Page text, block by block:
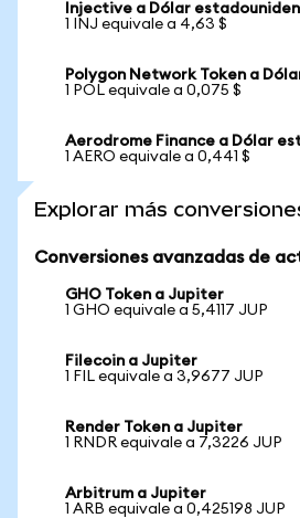
Injective a Dólar
1 INJ equivale a 4,63 $
Polygon Network Token a
1 POL equivale a 0,075 $
Aerodrome Finance a Dólar
1 AERO equivale a 0,441 $
Explorar más
Conversiones avanzadas de
GHO Token a Jupiter
1 GHO equivale a 5,4117 JUP
Filecoin a Jupiter
1 FIL equivale a 3,9677 JUP
Render Token a Jupiter
1 RNDR equivale a 7,3226 JUP
Arbitrum a Jupiter
1 ARB equivale a 0,425198 JUP